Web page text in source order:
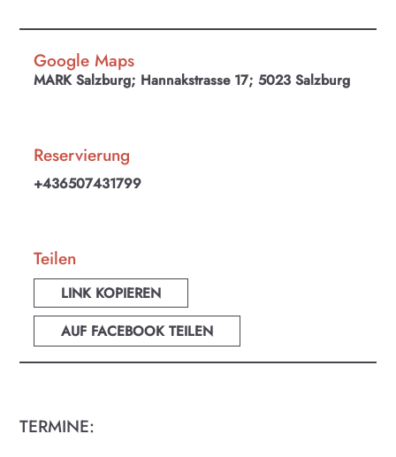
Google Maps
MARK Salzburg; Hannakstrasse 17; 5023 Salzburg
Reservierung
+436507431799
Teilen
LINK KOPIEREN
AUF FACEBOOK TEILEN
TERMINE: